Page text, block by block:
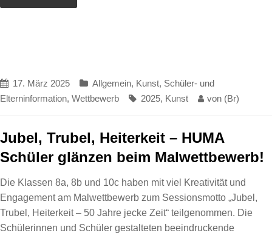
17. März 2025 Allgemein, Kunst, Schüler- und
Elterninformation, Wettbewerb 2025, Kunst von (Br)
Jubel, Trubel, Heiterkeit – HUMA
Schüler glänzen beim Malwettbewerb!
Die Klassen 8a, 8b und 10c haben mit viel Kreativität und
Engagement am Malwettbewerb zum Sessionsmotto „Jubel,
Trubel, Heiterkeit – 50 Jahre jecke Zeit“ teilgenommen. Die
Schülerinnen und Schüler gestalteten beeindruckende